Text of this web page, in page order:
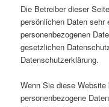
Die Betreiber dieser
persönlichen Daten sehr
personenbezogenen
gesetzlichen
Datenschutzerklärung.
Wenn Sie diese
personenbezogene